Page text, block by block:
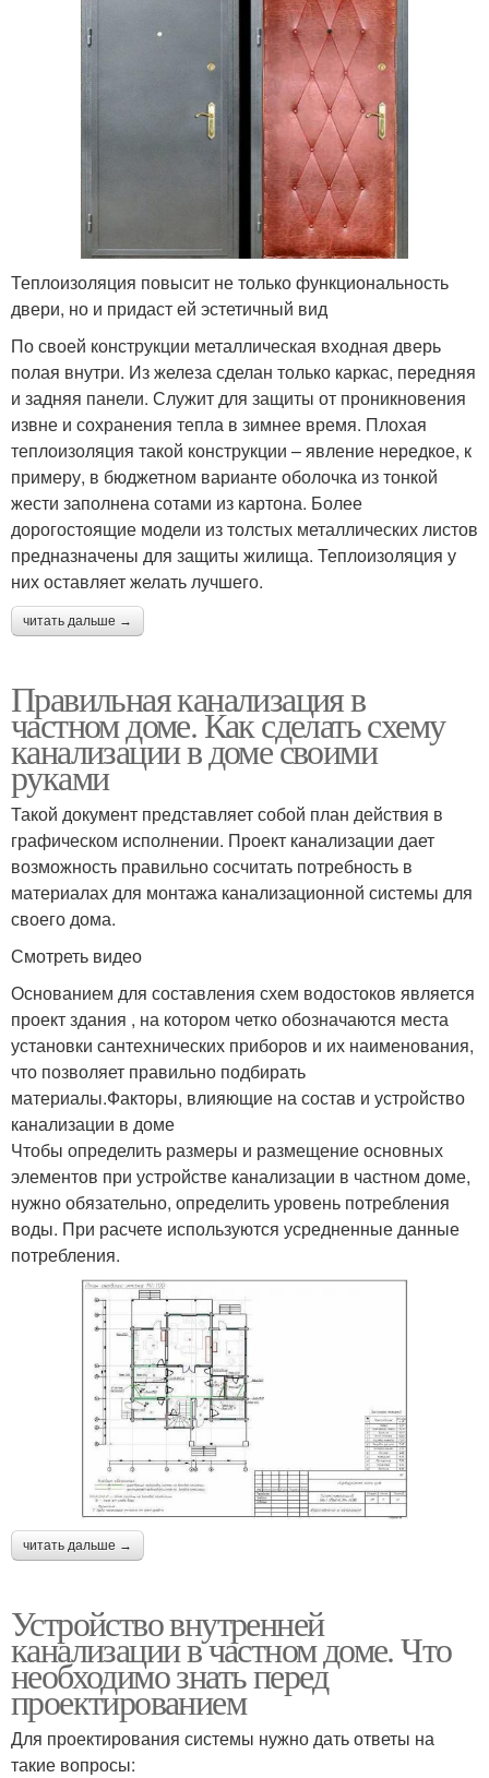
Теплоизоляция повысит не только функциональность
двери, но и придаст ей эстетичный вид
По своей конструкции металлическая входная дверь
полая внутри. Из железа сделан только каркас, передняя
и задняя панели. Служит для защиты от проникновения
извне и сохранения тепла в зимнее время. Плохая
теплоизоляция такой конструкции – явление нередкое, к
примеру, в бюджетном варианте оболочка из тонкой
жести заполнена сотами из картона. Более
дорогостоящие модели из толстых металлических листов
предназначены для защиты жилища. Теплоизоляция у
них оставляет желать лучшего.
читать дальше →
Правильная канализация в
частном доме. Как сделать схему
канализации в доме своими
руками
Такой документ представляет собой план действия в
графическом исполнении. Проект канализации дает
возможность правильно сосчитать потребность в
материалах для монтажа канализационной системы для
своего дома.
Смотреть видео
Основанием для составления схем водостоков является
проект здания , на котором четко обозначаются места
установки сантехнических приборов и их наименования,
что позволяет правильно подбирать
материалы.Факторы, влияющие на состав и устройство
канализации в доме
Чтобы определить размеры и размещение основных
элементов при устройстве канализации в частном доме,
нужно обязательно, определить уровень потребления
воды. При расчете используются усредненные данные
потребления.
читать дальше →
Устройство внутренней
канализации в частном доме. Что
необходимо знать перед
проектированием
Для проектирования системы нужно дать ответы на
такие вопросы: